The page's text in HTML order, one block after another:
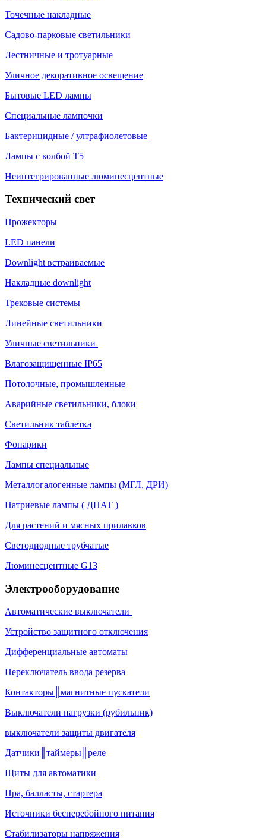
Точечные накладные
Садово-парковые светильники
Лестничные и тротуарные
Уличное декоративное освещение
Бытовые LED лампы
Специальные лампочки
Бактерицидные / ултрафиолетовые
Лампы с колбой Т5
Неинтегрированные люминесцентные
Технический свет
Прожекторы
LED панели
Downlight встраиваемые
Накладные downlight
Трековые системы
Линейные светильники
Уличные светильники
Влагозащищенные IP65
Потолочные, промышленные
Аварийные светильники, блоки
Светильник таблетка
Фонарики
Лампы специальные
Металлогалогенные лампы (МГЛ, ДРИ)
Натриевые лампы ( ДНАТ )
Для растений и мясных прилавков
Светодиодные трубчатые
Люминесцентные G13
Электрооборудование
Автоматические выключатели
Устройство защитного отключения
Дифференциальные автоматы
Переключатель ввода резерва
Контакторы║магнитные пускатели
Выключатели нагрузки (рубильник)
выключатели защиты двигателя
Датчики║таймеры║реле
Щиты для автоматики
Пра, балласты, стартера
Источники бесперебойного питания
Стабилизаторы напряжения